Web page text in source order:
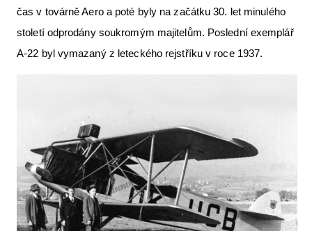
čas v továrně Aero a poté byly na začátku 30. let minulého
století odprodány soukromým majitelům. Poslední exemplář
A-22 byl vymazaný z leteckého rejstříku v roce 1937.